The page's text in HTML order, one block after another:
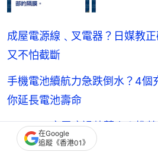
成屋電源線﹑叉電器？日媒教
又不怕截斷
手機電池續航力急跌倒水？4個
你延長電池壽命
Magsafe充電座過熱著火？推
物偵測設內置散熱
在Google
追蹤《香港01》